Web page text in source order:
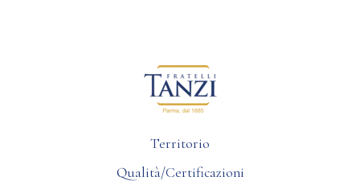
Territorio
Qualità/Certificazioni